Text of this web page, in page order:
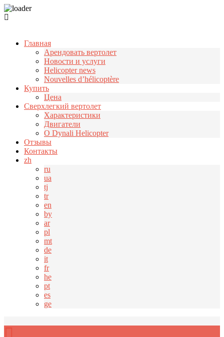
Главная
Арендовать вертолет
Новости и услуги
Helicopter news
Nouvelles d’hélicoptère
Купить
Цена
Cверхлегкий вертолет
Характеристики
Двигатели
О Dynali Helicopter
Отзывы
Контакты
zh
ru
ua
tj
tr
en
by
ar
pl
mt
de
it
fr
he
pt
es
ge